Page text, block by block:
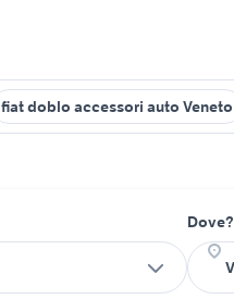
fiat doblo accessori auto Veneto
Dove?